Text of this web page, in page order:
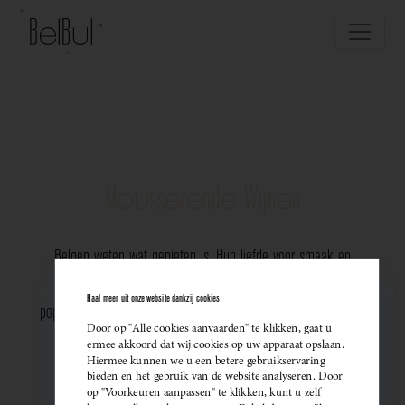
Belgen weten wat genieten is. Hun liefde voor smaak en
populariteit van Belgische mousserende wijnen. Meer dan ooit
kiezen ze bewust voor lokale bubbels — ideaal als
sprankelend aperitief of als verfijnde match bij een
gastronomisch diner. Santé!
Haal meer uit onze website dankzij cookies
Door op "Alle cookies aanvaarden" te klikken, gaat u
ermee akkoord dat wij cookies op uw apparaat opslaan.
Hiermee kunnen we u een betere gebruikservaring
bieden en het gebruik van de website analyseren. Door
op "Voorkeuren aanpassen" te klikken, kunt u zelf